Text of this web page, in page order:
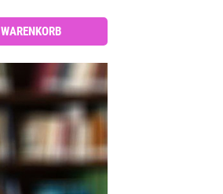
WARENKORB